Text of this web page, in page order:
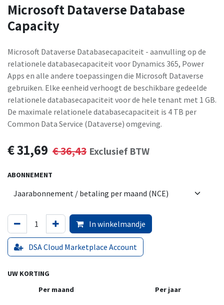
Microsoft Dataverse Database
Capacity
Microsoft Dataverse Databasecapaciteit - aanvulling op de
relationele databasecapaciteit voor Dynamics 365, Power
Apps en alle andere toepassingen die Microsoft Dataverse
gebruiken. Elke eenheid verhoogt de beschikbare gedeelde
relationele databasecapaciteit voor de hele tenant met 1 GB.
De maximale relationele databasecapaciteit is 4 TB per
Common Data Service (Dataverse) omgeving.
€31,69 €36,43 Exclusief BTW
ABONNEMENT
In winkelmandje
DSA Cloud Marketplace Account
UW KORTING
Per maand
Per jaar